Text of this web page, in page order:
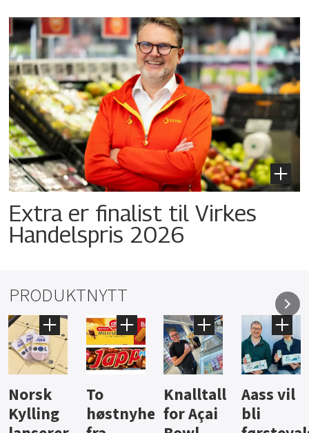
Extra er finalist til Virkes
Handelspris 2026
PRODUKTNYTT
Knalltall
for Açai
Aass vil
bli
Brus og
jus fra
Hard
iste fra